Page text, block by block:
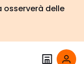
osserverà delle